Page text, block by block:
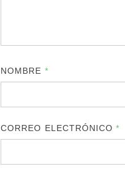
NOMBRE *
CORREO ELECTRÓNICO*